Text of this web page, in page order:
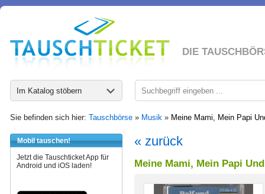
DIE
Im Katalog stöbern
Sie befinden sich hier: Tauschbörse » Musik » Meine Mami, Mein Papi
Mobil tauschen!
Jetzt die Tauschticket App für
Android und iOS laden!
« zurück
Meine Mami, Mein Papi